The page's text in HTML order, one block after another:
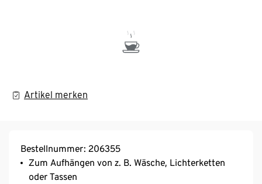
Artikel merken
Bestellnummer: 206355
Zum Aufhängen von z. B. Wäsche, Lichterketten
oder Tassen